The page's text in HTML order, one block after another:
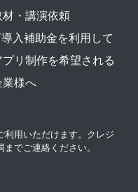
材・講演依頼
導入補助金を利用して
プリ制作を希望される
業様へ
利用いただけます。クレジ
でご連絡ください。